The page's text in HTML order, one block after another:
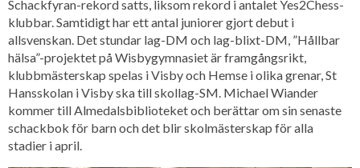
Schackfyran-rekord satts, liksom rekord i antalet Yes2Chess-
klubbar. Samtidigt har ett antal juniorer gjort debut i
allsvenskan. Det stundar lag-DM och lag-blixt-DM, ”Hållbar
hälsa”-projektet på Wisbygymnasiet är framgångsrikt,
klubbmästerskap spelas i Visby och Hemse i olika grenar, St
Hansskolan i Visby ska till skollag-SM. Michael Wiander
kommer till Almedalsbiblioteket och berättar om sin senaste
schackbok för barn och det blir skolmästerskap för alla
stadier i april.